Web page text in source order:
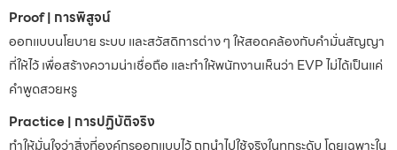
Proof | การพิสูจน์
ออกแบบนโยบาย ระบบ และสวัสดิการต่าง ๆ ให้สอดคล้องกับคำมั่นสัญญา
ที่ให้ไว้ เพื่อสร้างความน่าเชื่อถือ และทำให้พนักงานเห็นว่า EVP ไม่ได้เป็นแค่
คำพูดสวยหรู
Practice | การปฏิบัติจริง